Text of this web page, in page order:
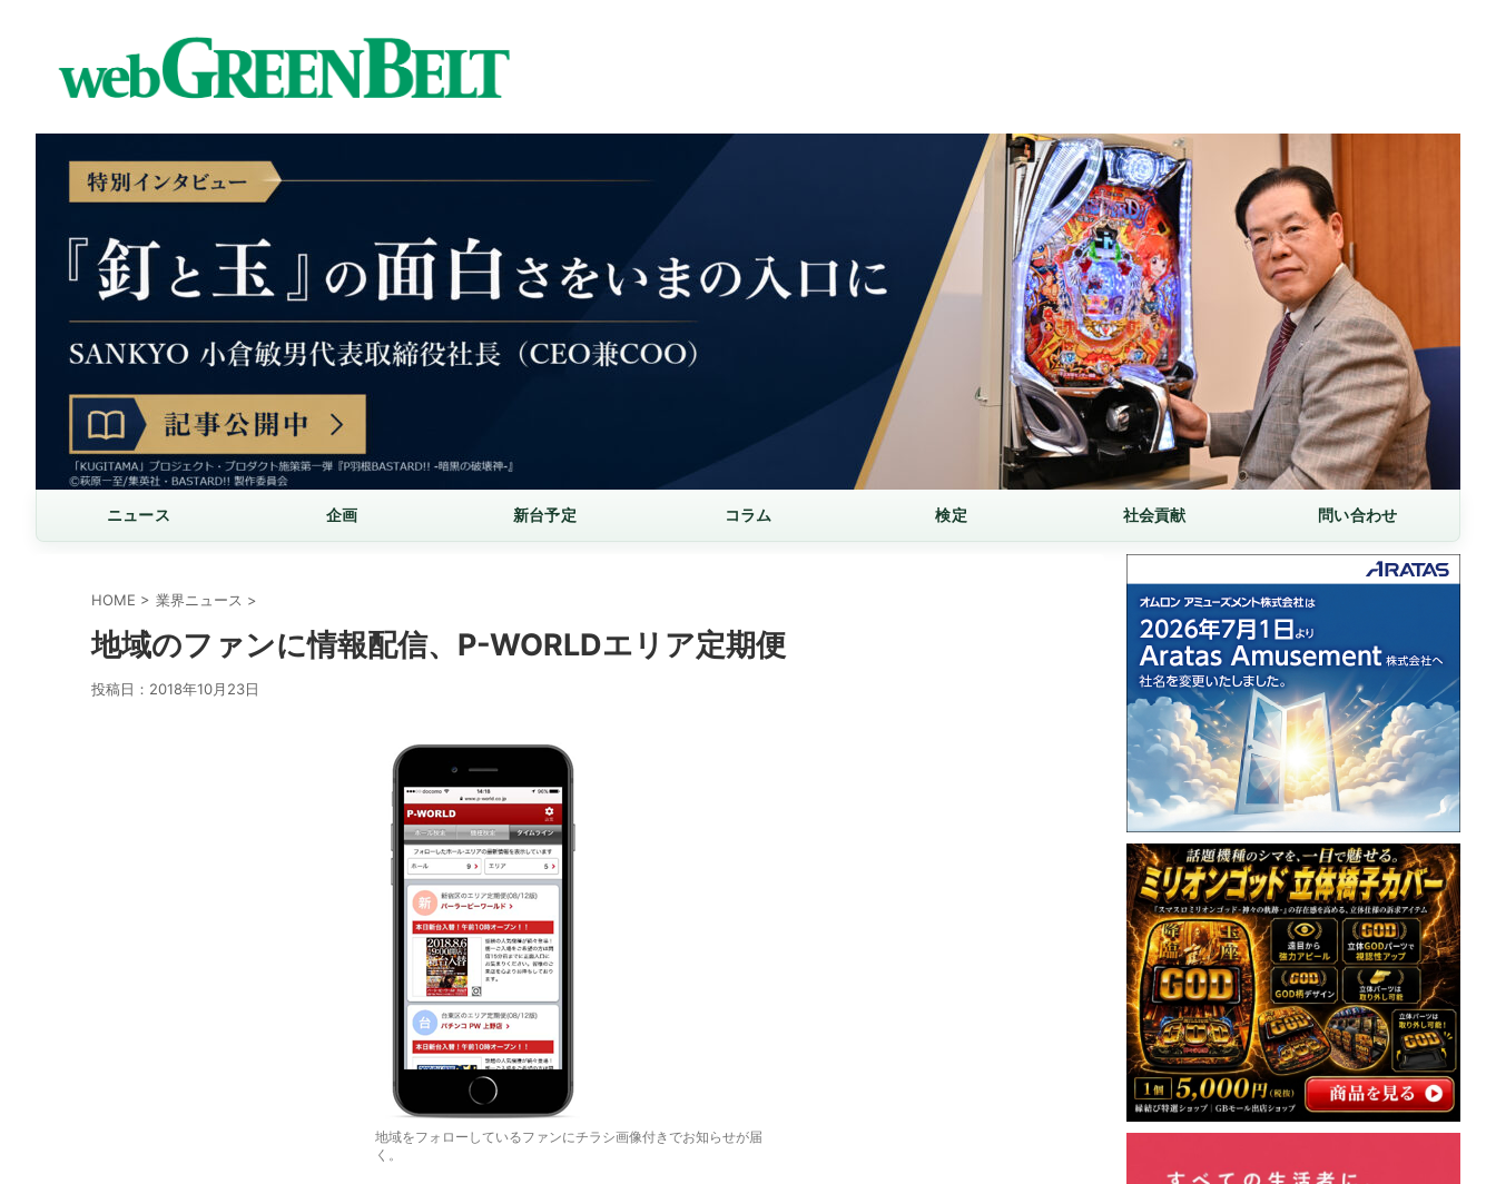
ニュース 企画 新台予定 コラム 検定 社会貢献 問い合わせ
HOME > 業界ニュース >
地域のファンに情報配信、P-WORLDエリア定期便
投稿日： 2018年10月23日
地域をフォローしているファンにチラシ画像付きでお知らせが届
く。